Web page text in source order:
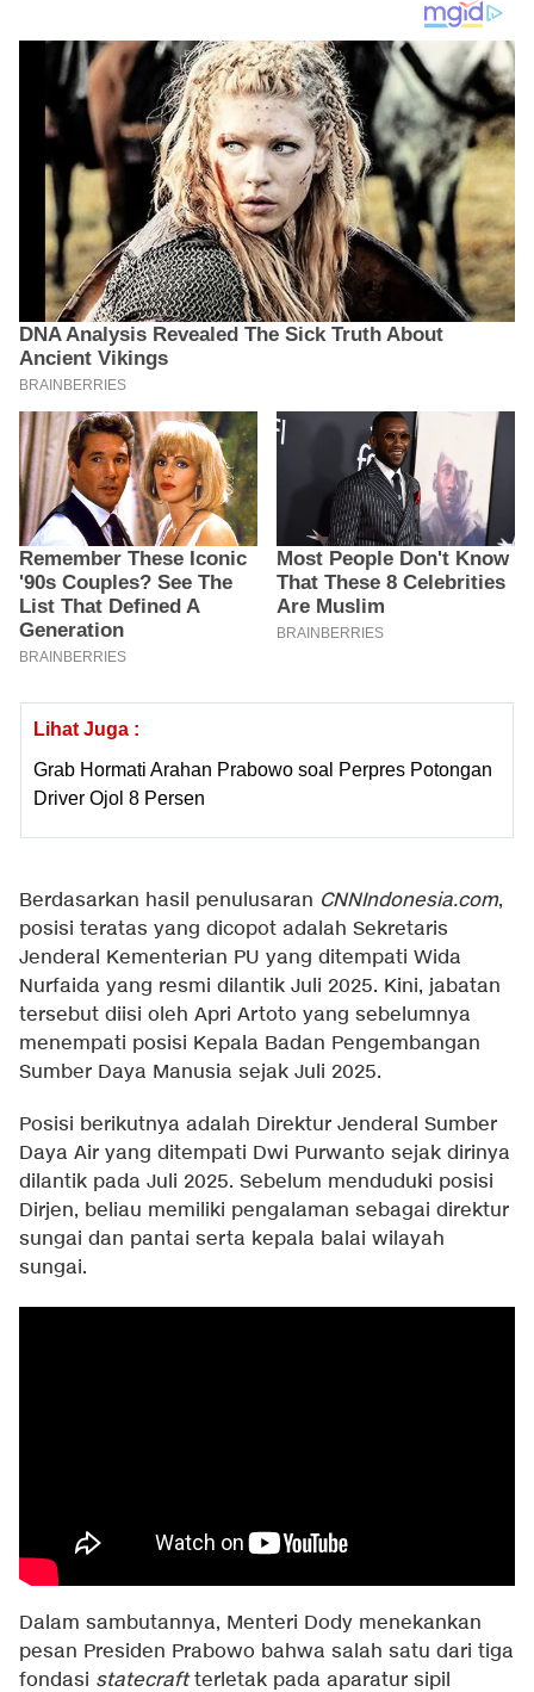
Lihat Juga :
Grab Hormati Arahan Prabowo soal Perpres Potongan
Driver Ojol 8 Persen
Berdasarkan hasil penulusaran CNNIndonesia.com,
posisi teratas yang dicopot adalah Sekretaris
Jenderal Kementerian PU yang ditempati Wida
Nurfaida yang resmi dilantik Juli 2025. Kini, jabatan
tersebut diisi oleh Apri Artoto yang sebelumnya
menempati posisi Kepala Badan Pengembangan
Sumber Daya Manusia sejak Juli 2025.
Posisi berikutnya adalah Direktur Jenderal Sumber
Daya Air yang ditempati Dwi Purwanto sejak dirinya
dilantik pada Juli 2025. Sebelum menduduki posisi
Dirjen, beliau memiliki pengalaman sebagai direktur
sungai dan pantai serta kepala balai wilayah
sungai.
Dalam sambutannya, Menteri Dody menekankan
pesan Presiden Prabowo bahwa salah satu dari tiga
fondasi statecraftterletak pada aparatur sipil